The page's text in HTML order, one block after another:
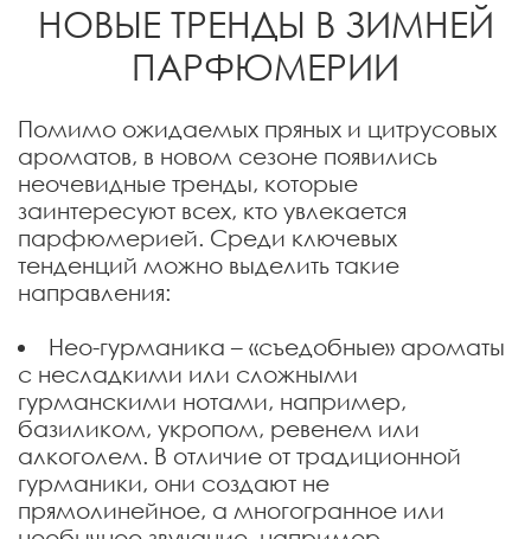
НОВЫЕ ТРЕНДЫ В ЗИМНЕЙ
ПАРФЮМЕРИИ
Помимо ожидаемых пряных и цитрусовых
ароматов, в новом сезоне появились
неочевидные тренды, которые
заинтересуют всех, кто увлекается
парфюмерией. Среди ключевых
тенденций можно выделить такие
направления:
Нео-гурманика – «съедобные» ароматы
с несладкими или сложными
гурманскими нотами, например,
базиликом, укропом, ревенем или
алкоголем. В отличие от традиционной
гурманики, они создают не
прямолинейное, а многогранное или